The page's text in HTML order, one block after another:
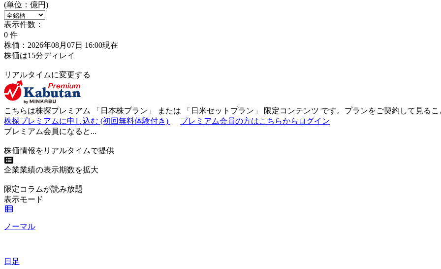
(単位：億円)
表示件数：
0 件
株価：2026年08月07日 16:00現在
株価は15分ディレイ
リアルタイムに変更する
こちらは株探プレミアム 「 日本株プラン 」 または 「 日米セットプラン 」 限定コンテンツ です。プランをご契約して見る
株探プレミアムに申し込む (初回無料体験付き)
プレミアム会員の方はこちらからログイン
プレミアム会員になると...
株価情報をリアルタイムで提供
企業業績の表示期数を拡大
限定コラムが読み放題
表示モード
ノーマル
日足